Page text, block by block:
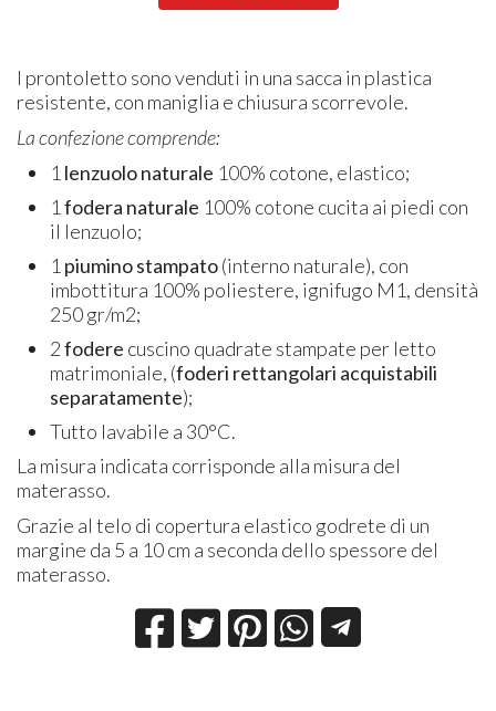
I prontoletto sono venduti in una sacca in plastica
resistente, con maniglia e chiusura scorrevole.
La confezione comprende:
1 lenzuolo naturale 100% cotone, elastico;
1 fodera naturale 100% cotone cucita ai piedi con
il lenzuolo;
1 piumino stampato(interno naturale), con
imbottitura 100% poliestere, ignifugo M1, densità
250 gr/m2;
2 fodere cuscino quadrate stampate per letto
matrimoniale, (foderi rettangolari acquistabili
separatamente);
Tutto lavabile a 30°C.
La misura indicata corrisponde alla misura del
materasso.
Grazie al telo di copertura elastico godrete di un
margine da 5 a 10 cm a seconda dello spessore del
materasso.